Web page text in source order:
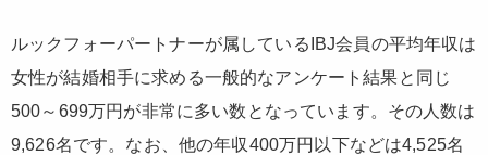
ルックフォーパートナーが属しているIBJ会員の平均年収は
女性が結婚相手に求める一般的なアンケート結果と同じ
500～699万円が非常に多い数となっています。その人数は
9,626名です。なお、他の年収400万円以下などは4,525名